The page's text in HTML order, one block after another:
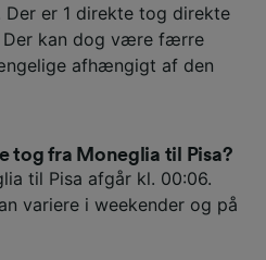
er 1 direkte tog direkte
Der kan dog være færre
afhængigt af den
tog fra Moneglia til Pisa?
til Pisa afgår kl. 00:06.
variere i weekender og på